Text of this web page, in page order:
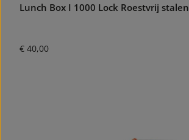
Lunch Box I 1000 Lock Roestvrij
Normale prijs:
€ 40,00